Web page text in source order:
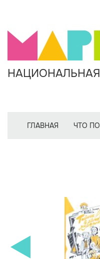
ГЛАВНАЯ ЧТО